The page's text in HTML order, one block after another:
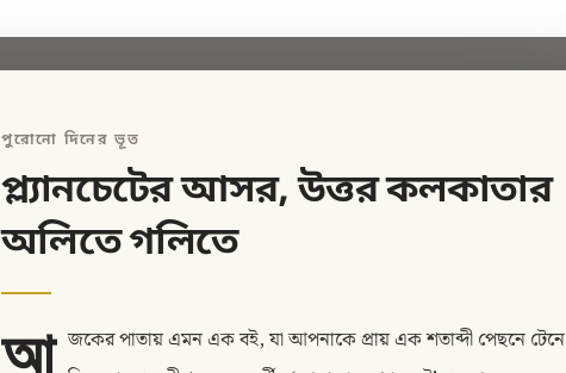
পুরোনো দিনের ভূত
প্ল্যানচেটের আসর, উত্তর কলকাতার
অলিতে গলিতে
আ জকের পাতায় এমন এক বই, যা আপনাকে প্রায় এক শতাব্দী পেছনে টেনে